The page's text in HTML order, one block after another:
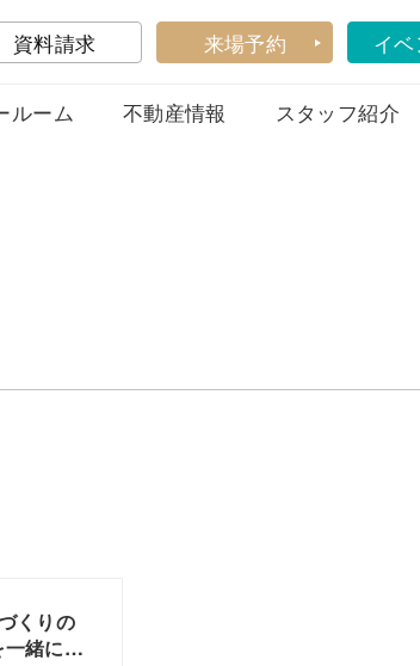
資料請求 来場予約 イ
ルーム 不動産情報 スタッフ紹介
くりの
緒に考